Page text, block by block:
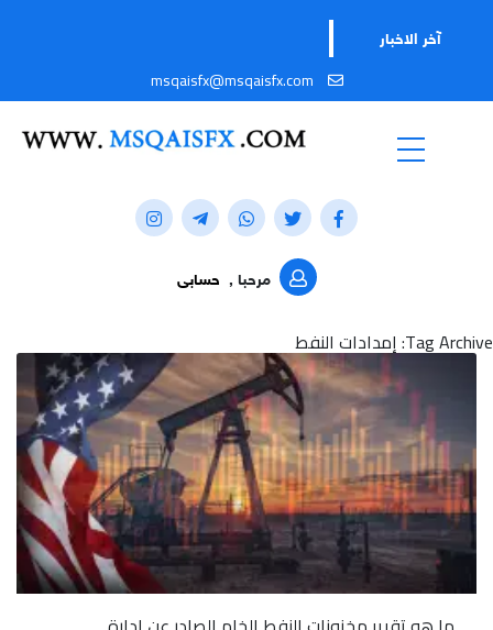
آخر الاخبار
msqaisfx@msqaisfx.com
مرحبا , حسابى
Tag Archive: إمدادات النفط